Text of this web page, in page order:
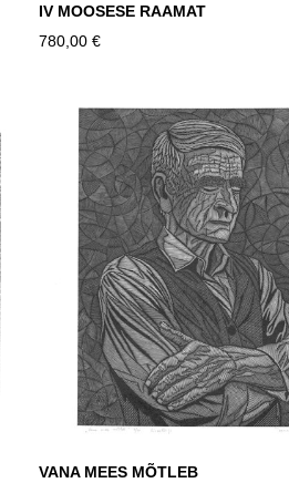
IV MOOSESE RAAMAT
780,00 €
VANA MEES MÕTLEB